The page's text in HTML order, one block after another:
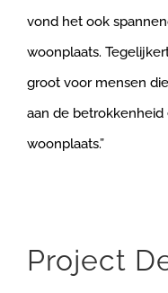
vond het ook
woonplaats.
groot voor mensen
aan de
woonplaats.”
Project